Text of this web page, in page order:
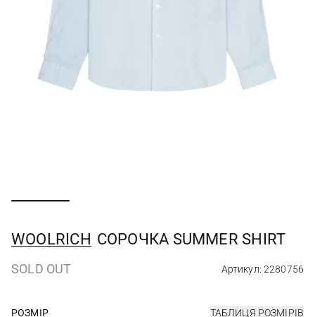
WOOLRICH СОРОЧКА SUMMER SHIRT
SOLD OUT Артикул: 2280756
РОЗМІР ТАБЛИЦЯ РОЗМІРІВ